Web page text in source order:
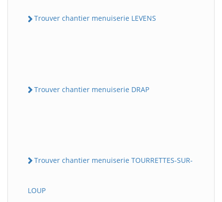
Trouver chantier menuiserie LEVENS
Trouver chantier menuiserie DRAP
Trouver chantier menuiserie TOURRETTES-SUR-
LOUP